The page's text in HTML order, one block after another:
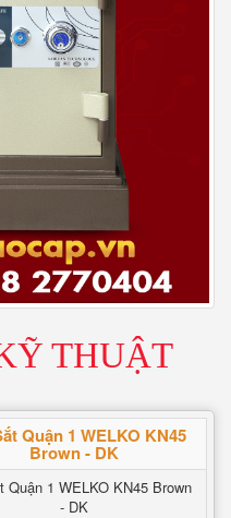
THUẬT
Quận 1 WELKO KN45
Brown - DK
Quận 1 WELKO KN45 Brown
- DK